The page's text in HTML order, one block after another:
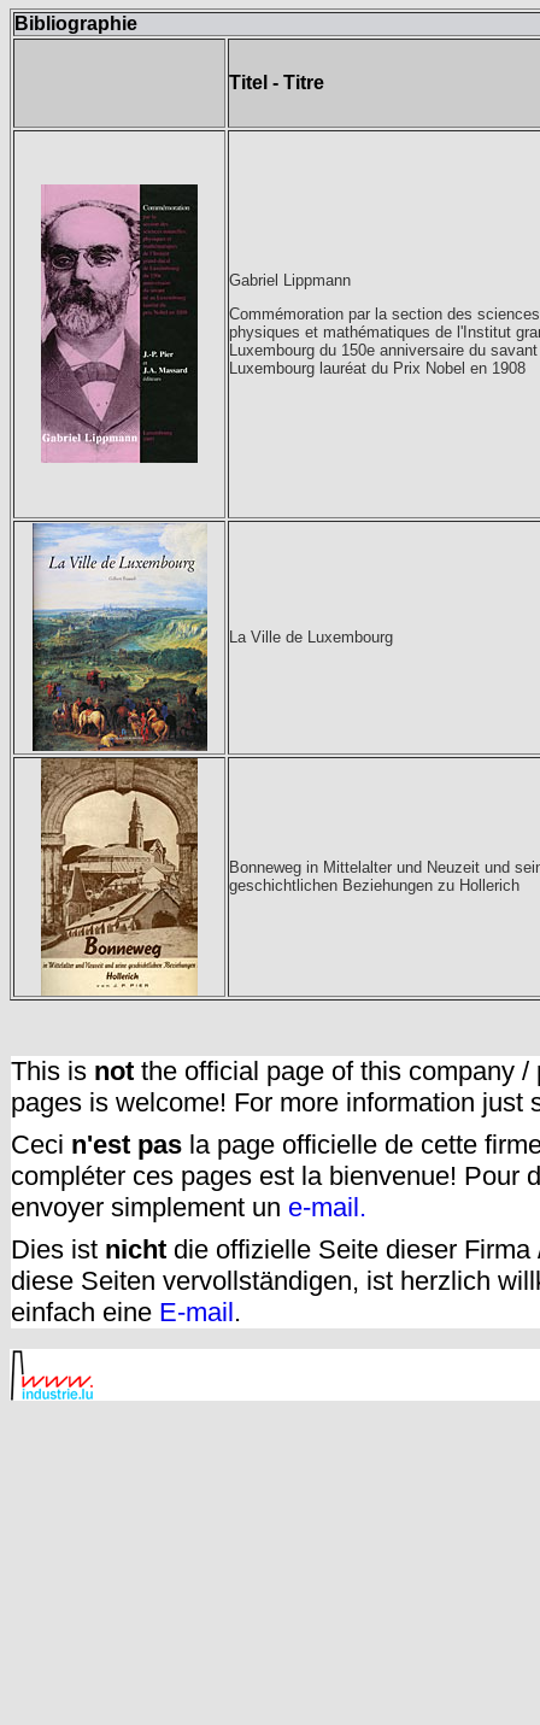
Bibliographie
Titel - Titre
Gabriel Lippmann
Commémoration par la section des
physiques et mathématiques de l'Institut
Luxembourg du 150e anniversaire du
Luxembourg lauréat du Prix Nobel en 1908
La Ville de Luxembourg
Bonneweg in Mittelalter und Neuzeit und
geschichtlichen Beziehungen zu Hollerich
This is not the official page of this company
pages is welcome! For more information just
Ceci n'est pas la page officielle de cette
compléter ces pages est la bienvenue! Pour
envoyer simplement un e-mail.
Dies ist nicht die offizielle Seite dieser
diese Seiten vervollständigen, ist herzlich
einfach eine E-mail.